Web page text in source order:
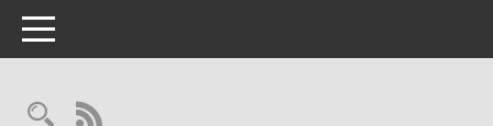
Toggle navigation
RSS-Feed